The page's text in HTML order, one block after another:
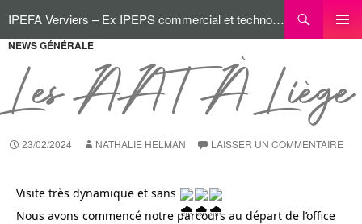
IPEFA Verviers – Ex IPEPS commercial et technologique
NEWS GÉNÉRALE
Les AAT À Liège
23/02/2024 NATHALIE HELMAN LAISSER UN COMMENTAIRE
Visite très dynamique et sans
Nous avons commencé notre parcours au départ de l’office